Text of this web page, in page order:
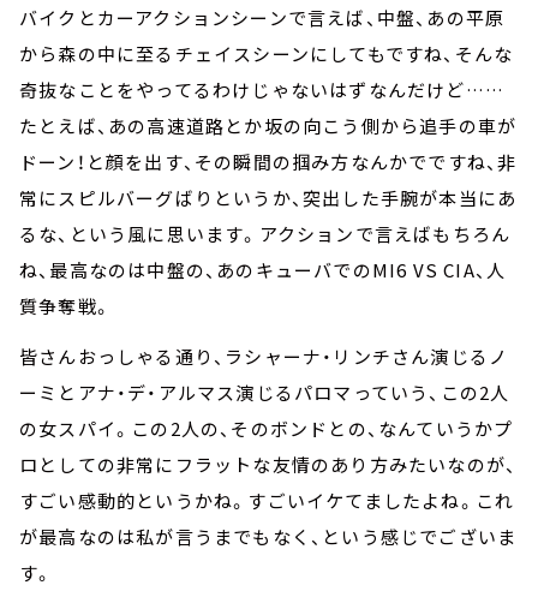
バイクとカーアクションシーンで言えば、中盤、あの平原
から森の中に至るチェイスシーンにしてもですね、そんな
奇抜なことをやってるわけじゃないはずなんだけど……
たとえば、あの高速道路とか坂の向こう側から追手の車が
ドーン！と顔を出す、その瞬間の掴み方なんかでですね、非
常にスピルバーグばりというか、突出した手腕が本当にあ
るな、という風に思います。アクションで言えばもちろん
ね、最高なのは中盤の、あのキューバでのMI6 VS CIA、人
質争奪戦。
皆さんおっしゃる通り、ラシャーナ・リンチさん演じるノ
ーミとアナ・デ・アルマス演じるパロマっていう、この2人
の女スパイ。この2人の、そのボンドとの、なんていうかプ
ロとしての非常にフラットな友情のあり方みたいなのが、
すごい感動的というかね。すごいイケてましたよね。これ
が最高なのは私が言うまでもなく、という感じでございま
す。